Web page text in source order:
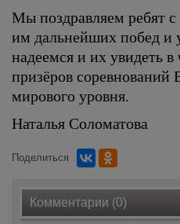
Мы поздравляем ребят
им дальнейших побед и
надеемся и их увидеть
призёров соревнований
мирового уровня.
Наталья Соломатова
Поделиться
Комментарии (0)